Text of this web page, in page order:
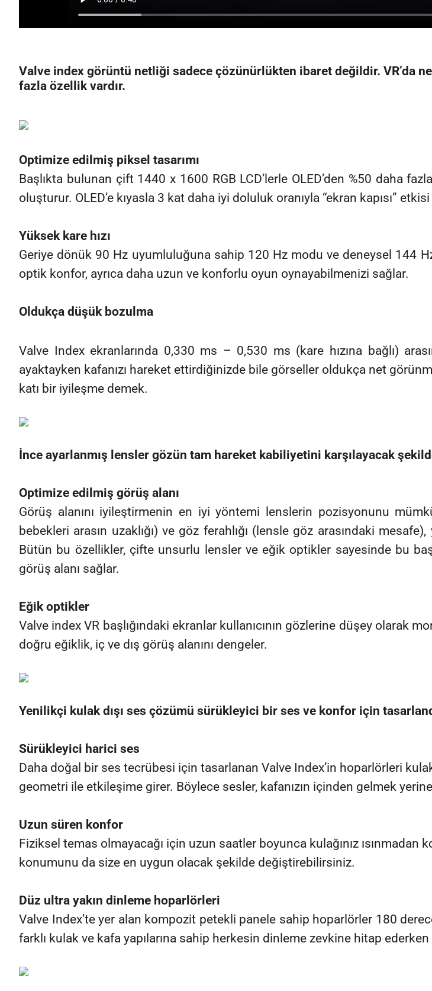
Valve index görüntü netliği sadece çözünürlükten ibaret değildir. VR’da
fazla özellik vardır.
Optimize edilmiş piksel tasarımı
Başlıkta bulunan çift 1440 x 1600 RGB LCD’lerle OLED’den %50 daha
oluşturur. OLED’e kıyasla 3 kat daha iyi doluluk oranıyla “ekran kapısı” etkisi
Yüksek kare hızı
Geriye dönük 90 Hz uyumluluğuna sahip 120 Hz modu ve deneysel 144
optik konfor, ayrıca daha uzun ve konforlu oyun oynayabilmenizi sağlar.
Oldukça düşük bozulma
Valve Index ekranlarında 0,330 ms – 0,530 ms (kare hızına bağlı)
ayaktayken kafanızı hareket ettirdiğinizde bile görseller oldukça net
katı bir iyileşme demek.
İnce ayarlanmış lensler gözün tam hareket kabiliyetini karşılayacak
Optimize edilmiş görüş alanı
Görüş alanını iyileştirmenin en iyi yöntemi lenslerin pozisyonunu
bebekleri arasın uzaklığı) ve göz ferahlığı (lensle göz arasındaki
Bütün bu özellikler, çifte unsurlu lensler ve eğik optikler sayesinde bu
görüş alanı sağlar.
Eğik optikler
Valve index VR başlığındaki ekranlar kullanıcının gözlerine düşey olarak
doğru eğiklik, iç ve dış görüş alanını dengeler.
Yenilikçi kulak dışı ses çözümü sürükleyici bir ses ve konfor için
Sürükleyici harici ses
Daha doğal bir ses tecrübesi için tasarlanan Valve Index’in hoparlörleri
geometri ile etkileşime girer. Böylece sesler, kafanızın içinden gelmek
Uzun süren konfor
Fiziksel temas olmayacağı için uzun saatler boyunca kulağınız
konumunu da size en uygun olacak şekilde değiştirebilirsiniz.
Düz ultra yakın dinleme hoparlörleri
Valve Index’te yer alan kompozit petekli panele sahip hoparlörler 180
farklı kulak ve kafa yapılarına sahip herkesin dinleme zevkine hitap